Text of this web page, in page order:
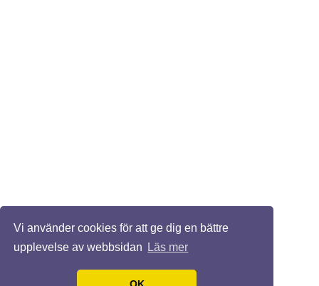
Vi använder cookies för att ge dig en bättre
upplevelse av webbsidan
Läs mer